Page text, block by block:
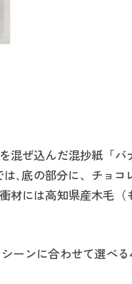
混ぜ込んだ混抄紙「バ
､底の部分に、チョコ
には高知県産木毛（
ーンに合わせて選べ